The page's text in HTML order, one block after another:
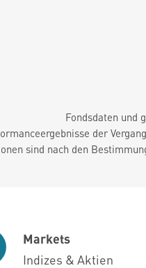
Fondsdaten und
der
sind nach den
Markets
Indizes & Aktien